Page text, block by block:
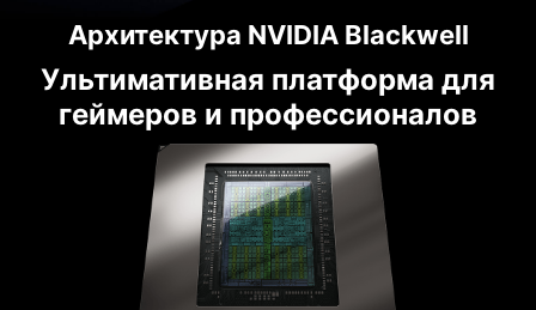
Архитектура NVIDIA Blackwell
Ультимативная платформа для
геймеров и профессионалов